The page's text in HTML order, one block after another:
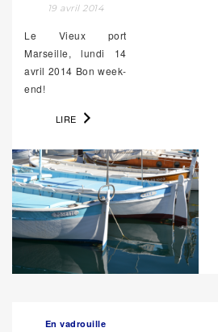
19 avril 2014
Le Vieux port
Marseille, lundi 14
avril 2014 Bon week-
end!
LIRE
En vadrouille